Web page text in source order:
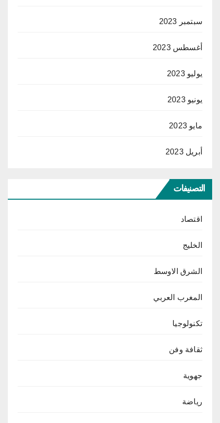
سبتمبر 2023
أغسطس 2023
يوليو 2023
يونيو 2023
مايو 2023
أبريل 2023
التصنيفات
اقتصاد
الخليج
الشرق الاوسط
المغرب العربي
تكنولوجيا
ثقافة وفن
جهوية
رياضة